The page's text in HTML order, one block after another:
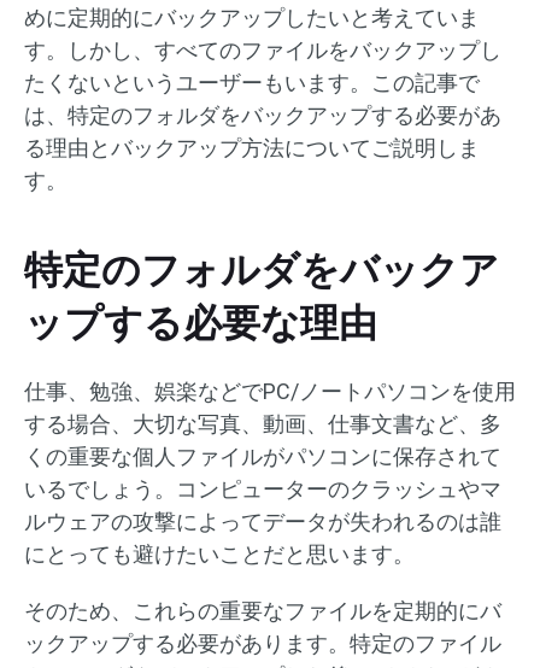
めに定期的にバックアップしたいと考えていま
す。しかし、すべてのファイルをバックアップし
たくないというユーザーもいます。この記事で
は、特定のフォルダをバックアップする必要があ
る理由とバックアップ方法についてご説明しま
す。
特定のフォルダをバックア
ップする必要な理由
仕事、勉強、娯楽などでPC/ノートパソコンを使用
する場合、大切な写真、動画、仕事文書など、多
くの重要な個人ファイルがパソコンに保存されて
いるでしょう。コンピューターのクラッシュやマ
ルウェアの攻撃によってデータが失われるのは誰
にとっても避けたいことだと思います。
そのため、これらの重要なファイルを定期的にバ
ックアップする必要があります。特定のファイル